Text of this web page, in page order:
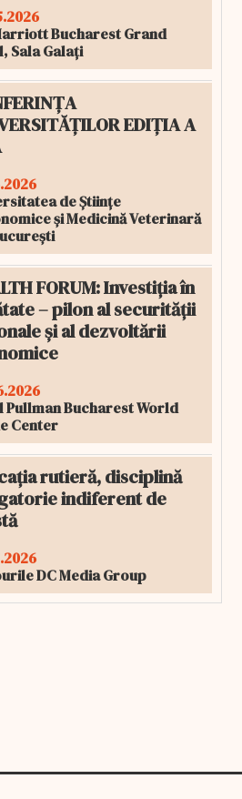
Bucharest Grand
Sala Galați
EDIȚIA A
de Științe
și Medicină Veterinară
FORUM: Investiția în
– pilon al securității
și al dezvoltării
Pullman Bucharest World
Center
rutieră, disciplină
indiferent de
DC Media Group